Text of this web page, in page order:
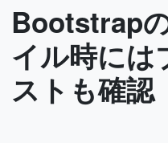
Bootstrap
イル時には
ストも確認